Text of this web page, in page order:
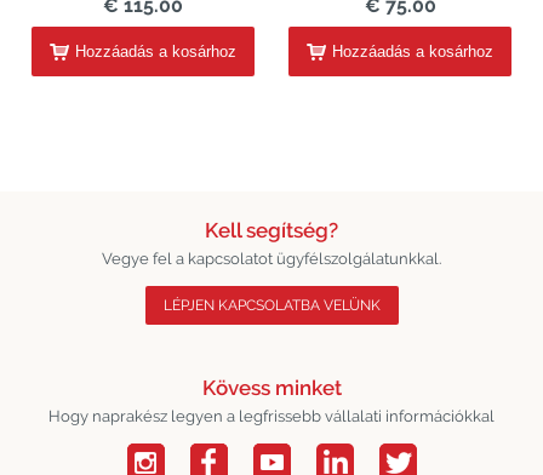
€ 115.00
Hozzáadás a kosárhoz
€ 75.00
Hozzáadás a kosárhoz
Kell segítség?
Vegye fel a kapcsolatot ügyfélszolgálatunkkal.
LÉPJEN KAPCSOLATBA VELÜNK
Kövess minket
Hogy naprakész legyen a legfrissebb vállalati információkkal